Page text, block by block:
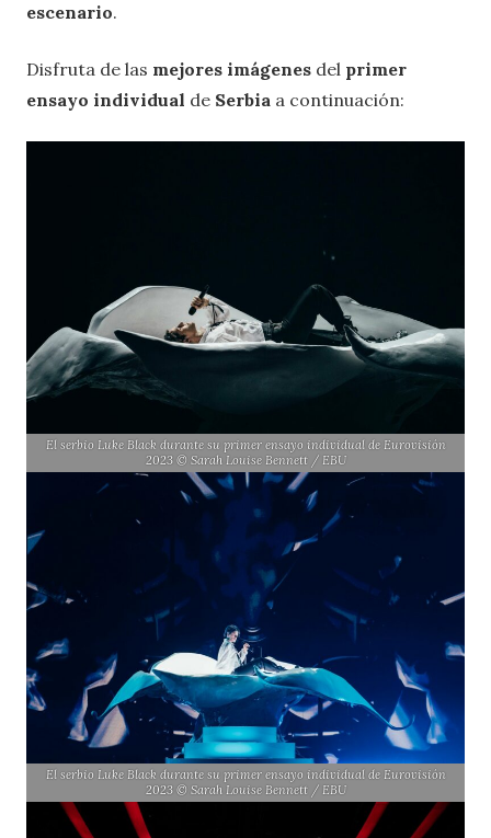
escenario.
Disfruta de las mejores imágenes del primer
ensayo individual de Serbia a continuación:
El serbio Luke Black durante su primer ensayo individual de Eurovisión
2023 © Sarah Louise Bennett / EBU
El serbio Luke Black durante su primer ensayo individual de Eurovisión
2023 © Sarah Louise Bennett / EBU